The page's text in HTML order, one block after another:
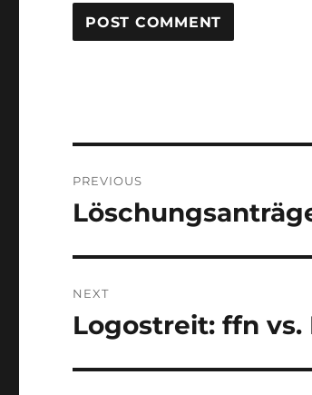
navigation
PREVIOUS
Previous
NEXT
Next
Logostreit: ffn vs.